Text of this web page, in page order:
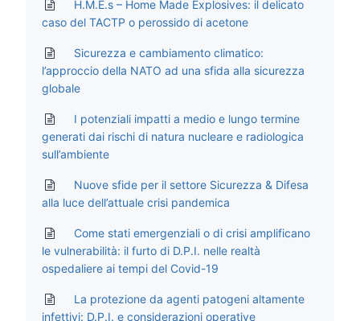
H.M.E.s – Home Made Explosives: il delicato
caso del TACTP o perossido di acetone
Sicurezza e cambiamento climatico:
l’approccio della NATO ad una sfida alla sicurezza
globale
I potenziali impatti a medio e lungo termine
generati dai rischi di natura nucleare e radiologica
sull’ambiente
Nuove sfide per il settore Sicurezza & Difesa
alla luce dell’attuale crisi pandemica
Come stati emergenziali o di crisi amplificano
le vulnerabilità: il furto di D.P.I. nelle realtà
ospedaliere ai tempi del Covid-19
La protezione da agenti patogeni altamente
infettivi: D.P.I. e considerazioni operative